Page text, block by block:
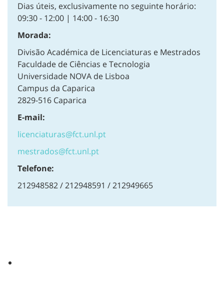
Dias úteis, exclusivamente no seguinte horário:
09:30 - 12:00 | 14:00 - 16:30
Morada:
Divisão Académica de Licenciaturas e Mestrados
Faculdade de Ciências e Tecnologia
Universidade NOVA de Lisboa
Campus da Caparica
2829-516 Caparica
E-mail:
licenciaturas@fct.unl.pt
mestrados@fct.unl.pt
Telefone:
212948582 / 212948591 / 212949665